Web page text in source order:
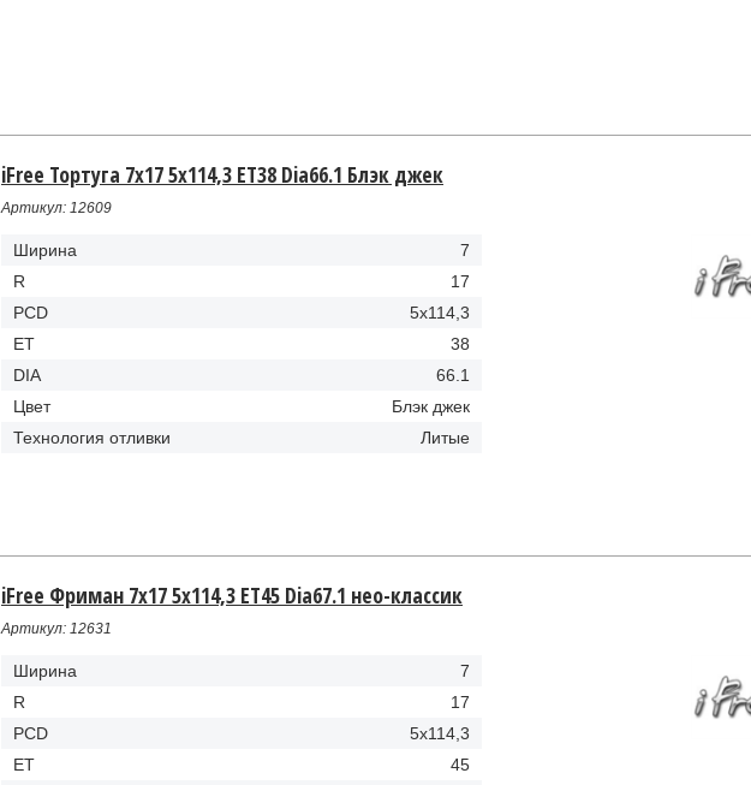
iFree Тортуга 7x17 5x114,3 ET38 Dia66.1 Блэк джек
Артикул: 12609
Ширина
7
R
17
PCD
5x114,3
ET
38
DIA
66.1
Цвет
Блэк джек
Технология отливки
Литые
iFree Фриман 7x17 5x114,3 ET45 Dia67.1 нео-классик
Артикул: 12631
Ширина
7
R
17
PCD
5x114,3
ET
45